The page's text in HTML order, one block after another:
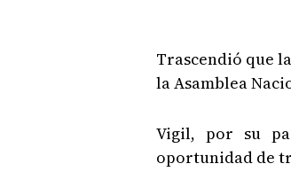
Trascendió que
la Asamblea
Vigil, por su
oportunidad de